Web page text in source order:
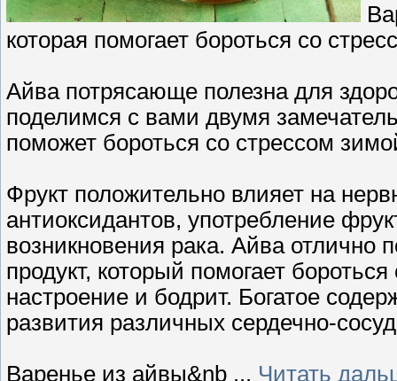
которая помогает бороться со
Айва потрясающе полезна для
поделимся с вами двумя
поможет бороться со стрессом
Фрукт положительно влияет на
антиоксидантов, употребление
возникновения рака. Айва отлично
продукт, который помогает
настроение и бодрит. Богатое
развития различных сердечно-
Варенье из айвы&nb ... Читать